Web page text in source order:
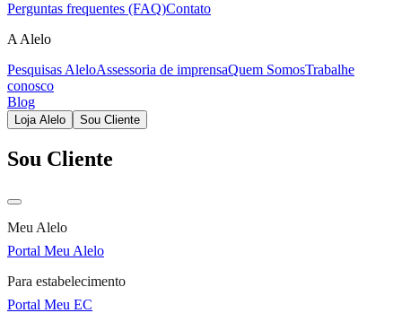
Perguntas frequentes (FAQ)Contato
A Alelo
Pesquisas AleloAssessoria de imprensaQuem SomosTrabalhe
conosco
Blog
Loja Alelo Sou Cliente
Sou Cliente
Meu Alelo
Portal Meu Alelo
Para estabelecimento
Portal Meu EC